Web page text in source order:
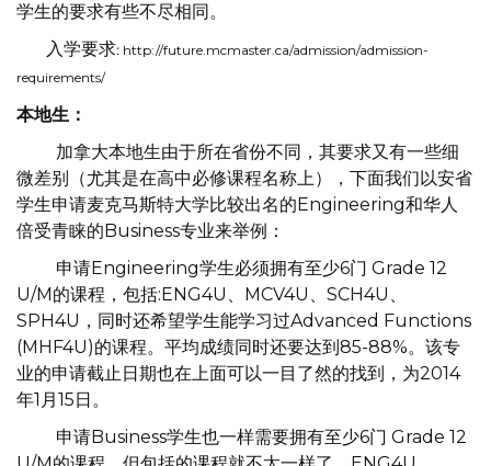
学生的要求有些不尽相同。
入学要求: http://future.mcmaster.ca/admission/admission-
requirements/
本地生：
加拿大本地生由于所在省份不同，其要求又有一些细
微差别（尤其是在高中必修课程名称上），下面我们以安省
学生申请麦克马斯特大学比较出名的Engineering和华人
倍受青睐的Business专业来举例：
申请Engineering学生必须拥有至少6门 Grade 12
U/M的课程，包括:ENG4U、MCV4U、SCH4U、
SPH4U，同时还希望学生能学习过Advanced Functions
(MHF4U)的课程。平均成绩同时还要达到85-88%。该专
业的申请截止日期也在上面可以一目了然的找到，为2014
年1月15日。
申请Business学生也一样需要拥有至少6门 Grade 12